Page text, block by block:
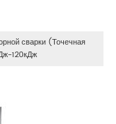
сварки (Точечная
120кДж